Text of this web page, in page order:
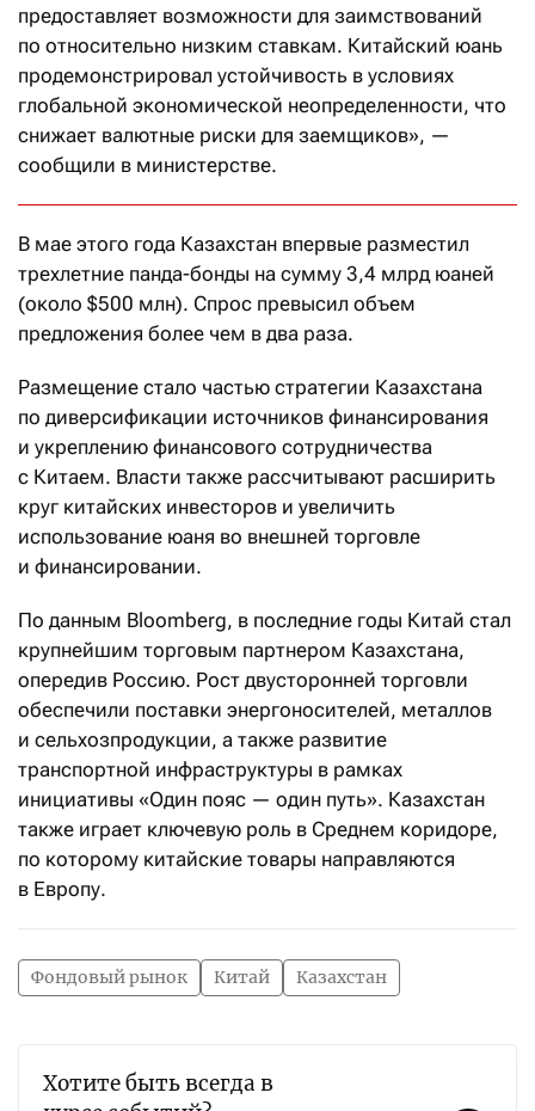
предоставляет возможности для заимствований
по относительно низким ставкам. Китайский юань
продемонстрировал устойчивость в условиях
глобальной экономической неопределенности, что
снижает валютные риски для заемщиков», —
сообщили в министерстве.
В мае этого года Казахстан впервые разместил
трехлетние панда-бонды на сумму 3,4 млрд юаней
(около $500 млн). Спрос превысил объем
предложения более чем в два раза.
Размещение стало частью стратегии Казахстана
по диверсификации источников финансирования
и укреплению финансового сотрудничества
с Китаем. Власти также рассчитывают расширить
круг китайских инвесторов и увеличить
использование юаня во внешней торговле
и финансировании.
По данным Bloomberg, в последние годы Китай стал
крупнейшим торговым партнером Казахстана,
опередив Россию. Рост двусторонней торговли
обеспечили поставки энергоносителей, металлов
и сельхозпродукции, а также развитие
транспортной инфраструктуры в рамках
инициативы «Один пояс — один путь». Казахстан
также играет ключевую роль в Среднем коридоре,
по которому китайские товары направляются
в Европу.
Фондовый рынок Китай Казахстан
Хотите быть всегда в